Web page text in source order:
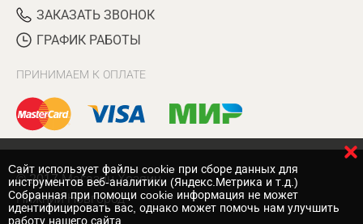
ЗАКАЗАТЬ ЗВОНОК
ГРАФИК РАБОТЫ
ПРИНИМАЕМ К ОПЛАТЕ
© 2017 Магазин Хозяин
Нижний Новгород
Cайт использует файлы cookie при сборе данных для
инструментов веб-аналитики (Яндекс.Метрика и т.д.)
Собранная при помощи cookie информация не может
идентифицировать вас, однако может помочь нам улучшить
работу нашего сайта.